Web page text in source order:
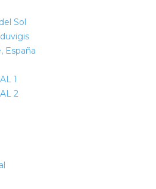
Sol
España
1
2